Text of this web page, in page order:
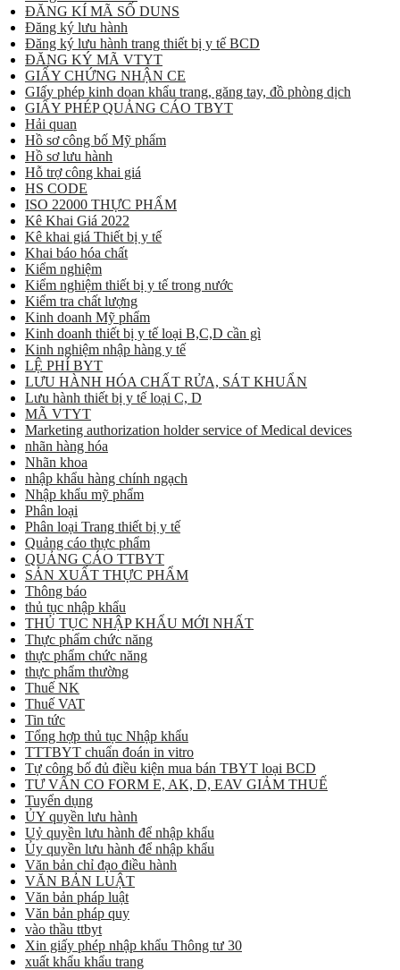
ĐĂNG KÍ MÃ SỐ DUNS
Đăng ký lưu hành
Đăng ký lưu hành trang thiết bị y tế BCD
ĐĂNG KÝ MÃ VTYT
GIẤY CHỨNG NHẬN CE
GIấy phép kinh doan khẩu trang, găng tay, đồ phòng dịch
GIẤY PHÉP QUẢNG CÁO TBYT
Hải quan
Hồ sơ công bố Mỹ phẩm
Hồ sơ lưu hành
Hỗ trợ công khai giá
HS CODE
ISO 22000 THỰC PHẨM
Kê Khai Giá 2022
Kê khai giá Thiết bị y tế
Khai báo hóa chất
Kiểm nghiệm
Kiểm nghiệm thiết bị y tế trong nước
Kiểm tra chất lượng
Kinh doanh Mỹ phẩm
Kinh doanh thiết bị y tế loại B,C,D cần gì
Kinh nghiệm nhập hàng y tế
LỆ PHÍ BYT
LƯU HÀNH HÓA CHẤT RỬA, SÁT KHUẨN
Lưu hành thiết bị y tế loại C, D
MÃ VTYT
Marketing authorization holder service of Medical devices
nhãn hàng hóa
Nhãn khoa
nhập khẩu hàng chính ngạch
Nhập khẩu mỹ phẩm
Phân loại
Phân loại Trang thiết bị y tế
Quảng cáo thực phẩm
QUẢNG CÁO TTBYT
SẢN XUẤT THỰC PHẨM
Thông báo
thủ tục nhập khẩu
THỦ TỤC NHẬP KHẨU MỚI NHẤT
Thực phẩm chức năng
thực phẩm chức năng
thực phẩm thường
Thuế NK
Thuế VAT
Tin tức
Tổng hợp thủ tục Nhập khẩu
TTTBYT chuẩn đoán in vitro
Tự công bố đủ điều kiện mua bán TBYT loại BCD
TƯ VẤN CO FORM E, AK, D, EAV GIẢM THUẾ
Tuyển dụng
ỦY quyền lưu hành
Uỷ quyền lưu hành để nhập khẩu
Ủy quyền lưu hành để nhập khẩu
Văn bản chỉ đạo điều hành
VĂN BẢN LUẬT
Văn bản pháp luật
Văn bản pháp quy
vào thầu ttbyt
Xin giấy phép nhập khẩu Thông tư 30
xuất khẩu khẩu trang